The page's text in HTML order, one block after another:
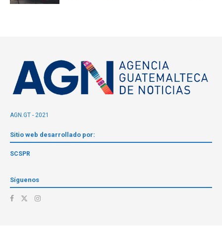
AGN.GT - 2021
Sitio web desarrollado por:
SCSPR
Síguenos